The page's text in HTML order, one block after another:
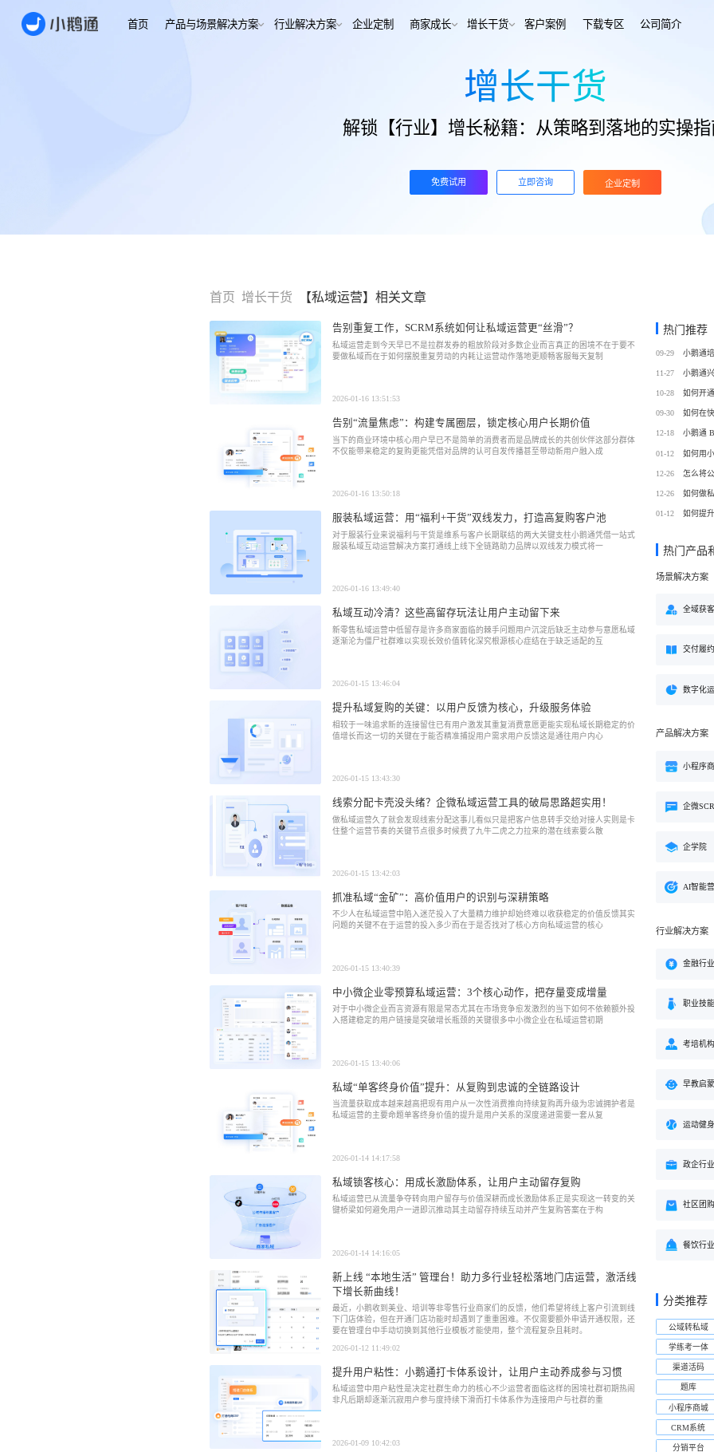
首页 产品与场景解决方案
如何提升私域复
全域获客 私域运营
小程序商城
全行业全场景私域开店解决方案
ERP
针对私域运营的一站式供应链
方案
社群圈子
深度链接粉丝，高品质社群运营
企业培训系统，员工培训、考
场景解决方案
AI智能营销
行业解决方案
如何提升私域复
合规、转化、AI+——12000+金融 培训机构私域销转一站式解决
内容交付、用户留存、复购裂变全
考培机构
考公考研、专升本、出国留学
企业服务
企业服务私域营销解决方案，提供
稳定运营工具
为政府机构、事业单位、央国
提供数字化解决方案
经营难题
私域电商系统，全链路私域增
决方案
服装行业
方案
心理机构
心理咨询机构私域获客、标准
付与用户留存一站式解决方案
企业定制 商家成长
行业报告
行业资讯
增长干货
老鲍对话标杆客户
增长干货
客户案例
增长干货
解锁【行业】增长秘籍：从策略到落地的实操指
免费试用 立即咨询 企业定制
首页 增长干货 【私域运营】相关文章
告别重复工作，SCRM系统如何让私域运营更“丝滑”？
私域运营走到今天早已不是拉群发券的粗放阶段对多数企业而言真正的困境不在于要不
要做私域而在于如何摆脱重复劳动的内耗让运营动作落地更顺畅客服每天复制
2026-01-16 13:51:53
告别“流量焦虑”：构建专属圈层，锁定核心用户长期价值
当下的商业环境中核心用户早已不是简单的消费者而是品牌成长的共创伙伴这部分群体
不仅能带来稳定的复购更能凭借对品牌的认可自发传播甚至带动新用户融入成
2026-01-16 13:50:18
服装私域运营：用“福利+干货”双线发力，打造高复购客户池
对于服装行业来说福利与干货是维系与客户长期联结的两大关键支柱小鹅通凭借一站式
服装私域互动运营解决方案打通线上线下全链路助力品牌以双线发力模式将一
2026-01-16 13:49:40
私域互动冷清？这些高留存玩法让用户主动留下来
新零售私域运营中低留存是许多商家面临的棘手问题用户沉淀后缺乏主动参与意愿私域
逐渐沦为僵尸社群难以实现长效价值转化深究根源核心症结在于缺乏适配的互
2026-01-15 13:46:04
提升私域复购的关键：以用户反馈为核心，升级服务体验
相较于一味追求新的连接留住已有用户激发其重复消费意愿更能实现私域长期稳定的价
值增长而这一切的关键在于能否精准捕捉用户需求用户反馈这是通往用户内心
2026-01-15 13:43:30
线索分配卡壳没头绪？企微私域运营工具的破局思路超实用！
做私域运营久了就会发现线索分配这事儿看似只是把客户信息转手交给对接人实则是卡
住整个运营节奏的关键节点很多时候费了九牛二虎之力拉来的潜在线索要么散
2026-01-15 13:42:03
抓准私域“金矿”：高价值用户的识别与深耕策略
不少人在私域运营中陷入迷茫投入了大量精力维护却始终难以收获稳定的价值反馈其实
问题的关键不在于运营的投入多少而在于是否找对了核心方向私域运营的核心
2026-01-15 13:40:39
中小微企业零预算私域运营：3个核心动作，把存量变成增量
对于中小微企业而言资源有限是常态尤其在市场竞争愈发激烈的当下如何不依赖额外投
入搭建稳定的用户链接是突破增长瓶颈的关键很多中小微企业在私域运营初期
2026-01-15 13:40:06
私域“单客终身价值”提升：从复购到忠诚的全链路设计
当流量获取成本越来越高把现有用户从一次性消费推向持续复购再升级为忠诚拥护者是
私域运营的主要命题单客终身价值的提升是用户关系的深度递进需要一套从复
2026-01-14 14:17:58
私域锁客核心：用成长激励体系，让用户主动留存复购
私域运营已从流量争夺转向用户留存与价值深耕而成长激励体系正是实现这一转变的关
键桥梁如何避免用户一进即沉推动其主动留存持续互动并产生复购答案在于构
2026-01-14 14:16:05
新上线 “本地生活” 管理台！助力多行业轻松落地门店运营，激活线
下增长新曲线！
最近，小鹅收到美业、培训等非零售行业商家们的反馈，他们希望将线上客户引流到线
下门店体验，但在开通门店功能时却遇到了重重困难。不仅需要额外申请开通权限，还
要在管理台中手动切换到其他行业模板才能使用，整个流程复杂且耗时。
2026-01-12 11:49:02
提升用户粘性：小鹅通打卡体系设计，让用户主动养成参与习惯
私域运营中用户粘性是决定社群生命力的核心不少运营者面临这样的困境社群初期热闹
非凡后期却逐渐沉寂用户参与度持续下滑而打卡体系作为连接用户与社群的重
2026-01-09 10:42:03
热门推荐
09-29
11-27
10-28
09-30
12-18
01-12 如何用
12-26 怎么将
12-26 如何做
01-12 如何提
热门产品
场景解决方案
全域获客
交付履约
数字化
产品解决方案
小程序
企微
企学院
AI智能
行业解决方案
金融行业
职业技
考培机构
早教启蒙
运动健身
政企行业
社区团购
餐饮行业
分类推荐
公域转私域
学练考一体
渠道活码
题库
小程序商城
CRM系统
分销平台